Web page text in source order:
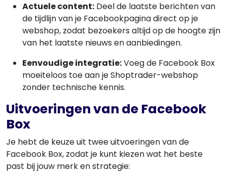
Actuele content: Deel de laatste berichten van
de tijdlijn van je Facebookpagina direct op je
webshop, zodat bezoekers altijd op de hoogte zijn
van het laatste nieuws en aanbiedingen.
Eenvoudige integratie:Voeg de Facebook Box
moeiteloos toe aan je Shoptrader-webshop
zonder technische kennis.
Uitvoeringen van de Facebook
Box
Je hebt de keuze uit twee uitvoeringen van de
Facebook Box, zodat je kunt kiezen wat het beste
past bij jouw merk en strategie: